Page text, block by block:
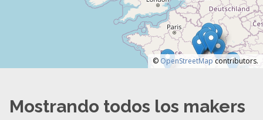
©OpenStreetMap contributors.
Mostrando todos los makers